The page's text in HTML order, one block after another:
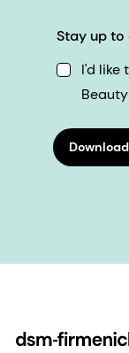
Stay up to
I'd like
Download